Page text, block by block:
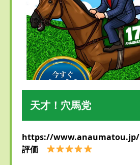
天才！穴馬党
https://www.anaumatou.jp/
評価